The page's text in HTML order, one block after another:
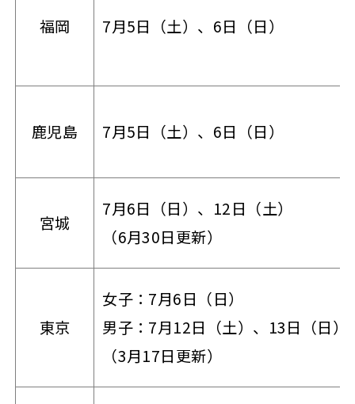
福岡 7月5日（土）、6日（日）
鹿児島 7月5日（土）、6日（日）
宮城
7月6日（日）、12日（土）
（6月30日更新）
東京
女子：7月6日（日）
男子：7月12日（土）、13日（日）
（3月17日更新）